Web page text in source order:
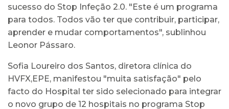
sucesso do Stop Infeção 2.0. "Este é um programa
para todos. Todos vão ter que contribuir, participar,
aprender e mudar comportamentos", sublinhou
Leonor Pássaro.
Sofia Loureiro dos Santos, diretora clínica do
HVFX,EPE, manifestou "muita satisfação" pelo
facto do Hospital ter sido selecionado para integrar
o novo grupo de 12 hospitais no programa Stop